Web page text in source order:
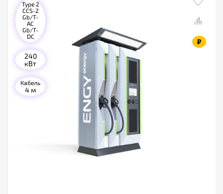
₽
Type 2
CCS-2
Gb/T-
AC
Gb/T-
DC
240
кВт
Кабель
4 м